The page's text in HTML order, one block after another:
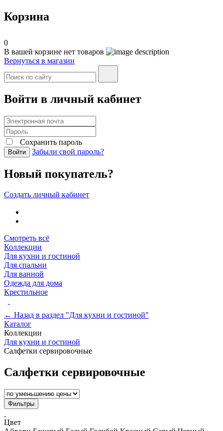
Корзина
0
В вашей корзине нет товаров
Вернуться в магазин
Войти в личный кабинет
Сохранить пароль
Войти Забыли свой пароль?
Новый покупатель?
Создать личный кабинет
Смотреть всё
Коллекции
Для кухни и гостиной
Для спальни
Для ванной
Одежда для дома
Крестильное
← Назад в раздел "Для кухни и гостиной"
Каталог
Коллекции
Для кухни и гостиной
Салфетки сервировочные
Салфетки сервировочные
Фильтры
Цвет